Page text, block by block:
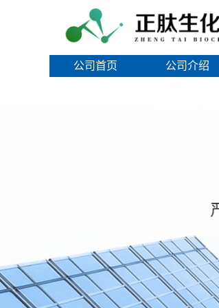
公司首页 公司介绍